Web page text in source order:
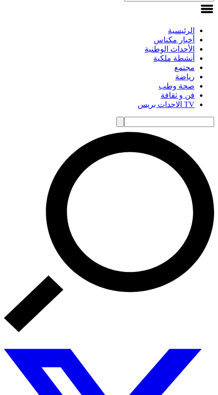
الرئيسية
أخبار مكناس
الأحداث الوطنية
أنشطة ملكية
مجتمع
رياضة
صحة وطب
فن و ثقافة
TV الاحدات بريس